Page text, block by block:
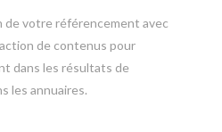
de votre référencement avec
de contenus pour
dans les résultats de
les annuaires.